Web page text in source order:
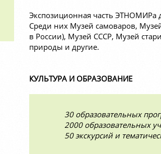
Экспозиционная часть ЭТНОМИРа
Среди них Музей самоваров,
в России), Музей СССР, Музей
природы и другие.
КУЛЬТУРА И ОБРАЗОВАНИЕ
30 образовательных
2000 образовательных
50 экскурсий и